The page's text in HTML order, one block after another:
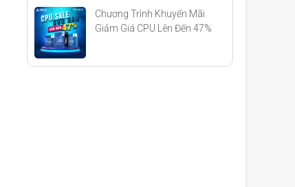
Chương Trình Khuyến Mãi
Giảm Giá CPU Lên Đến 47%